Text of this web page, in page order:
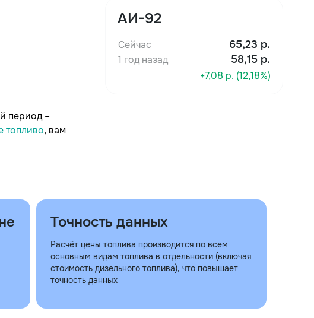
АИ-92
Сейчас 65,23 р.
1 год назад 58,15 р.
+7,08 р. (12,18%)
период –
топливо, вам
Точность данных
Расчёт цены топлива производится по всем
основным видам топлива в отдельности (включая
стоимость дизельного топлива), что повышает
точность данных